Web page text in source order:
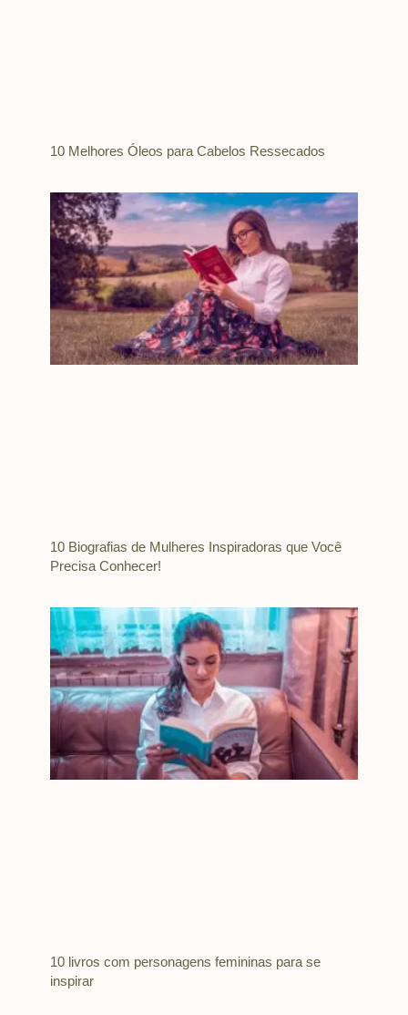
10 Melhores Óleos para Cabelos Ressecados
10 Biografias de Mulheres Inspiradoras que Você
Precisa Conhecer!
10 livros com personagens femininas para se
inspirar